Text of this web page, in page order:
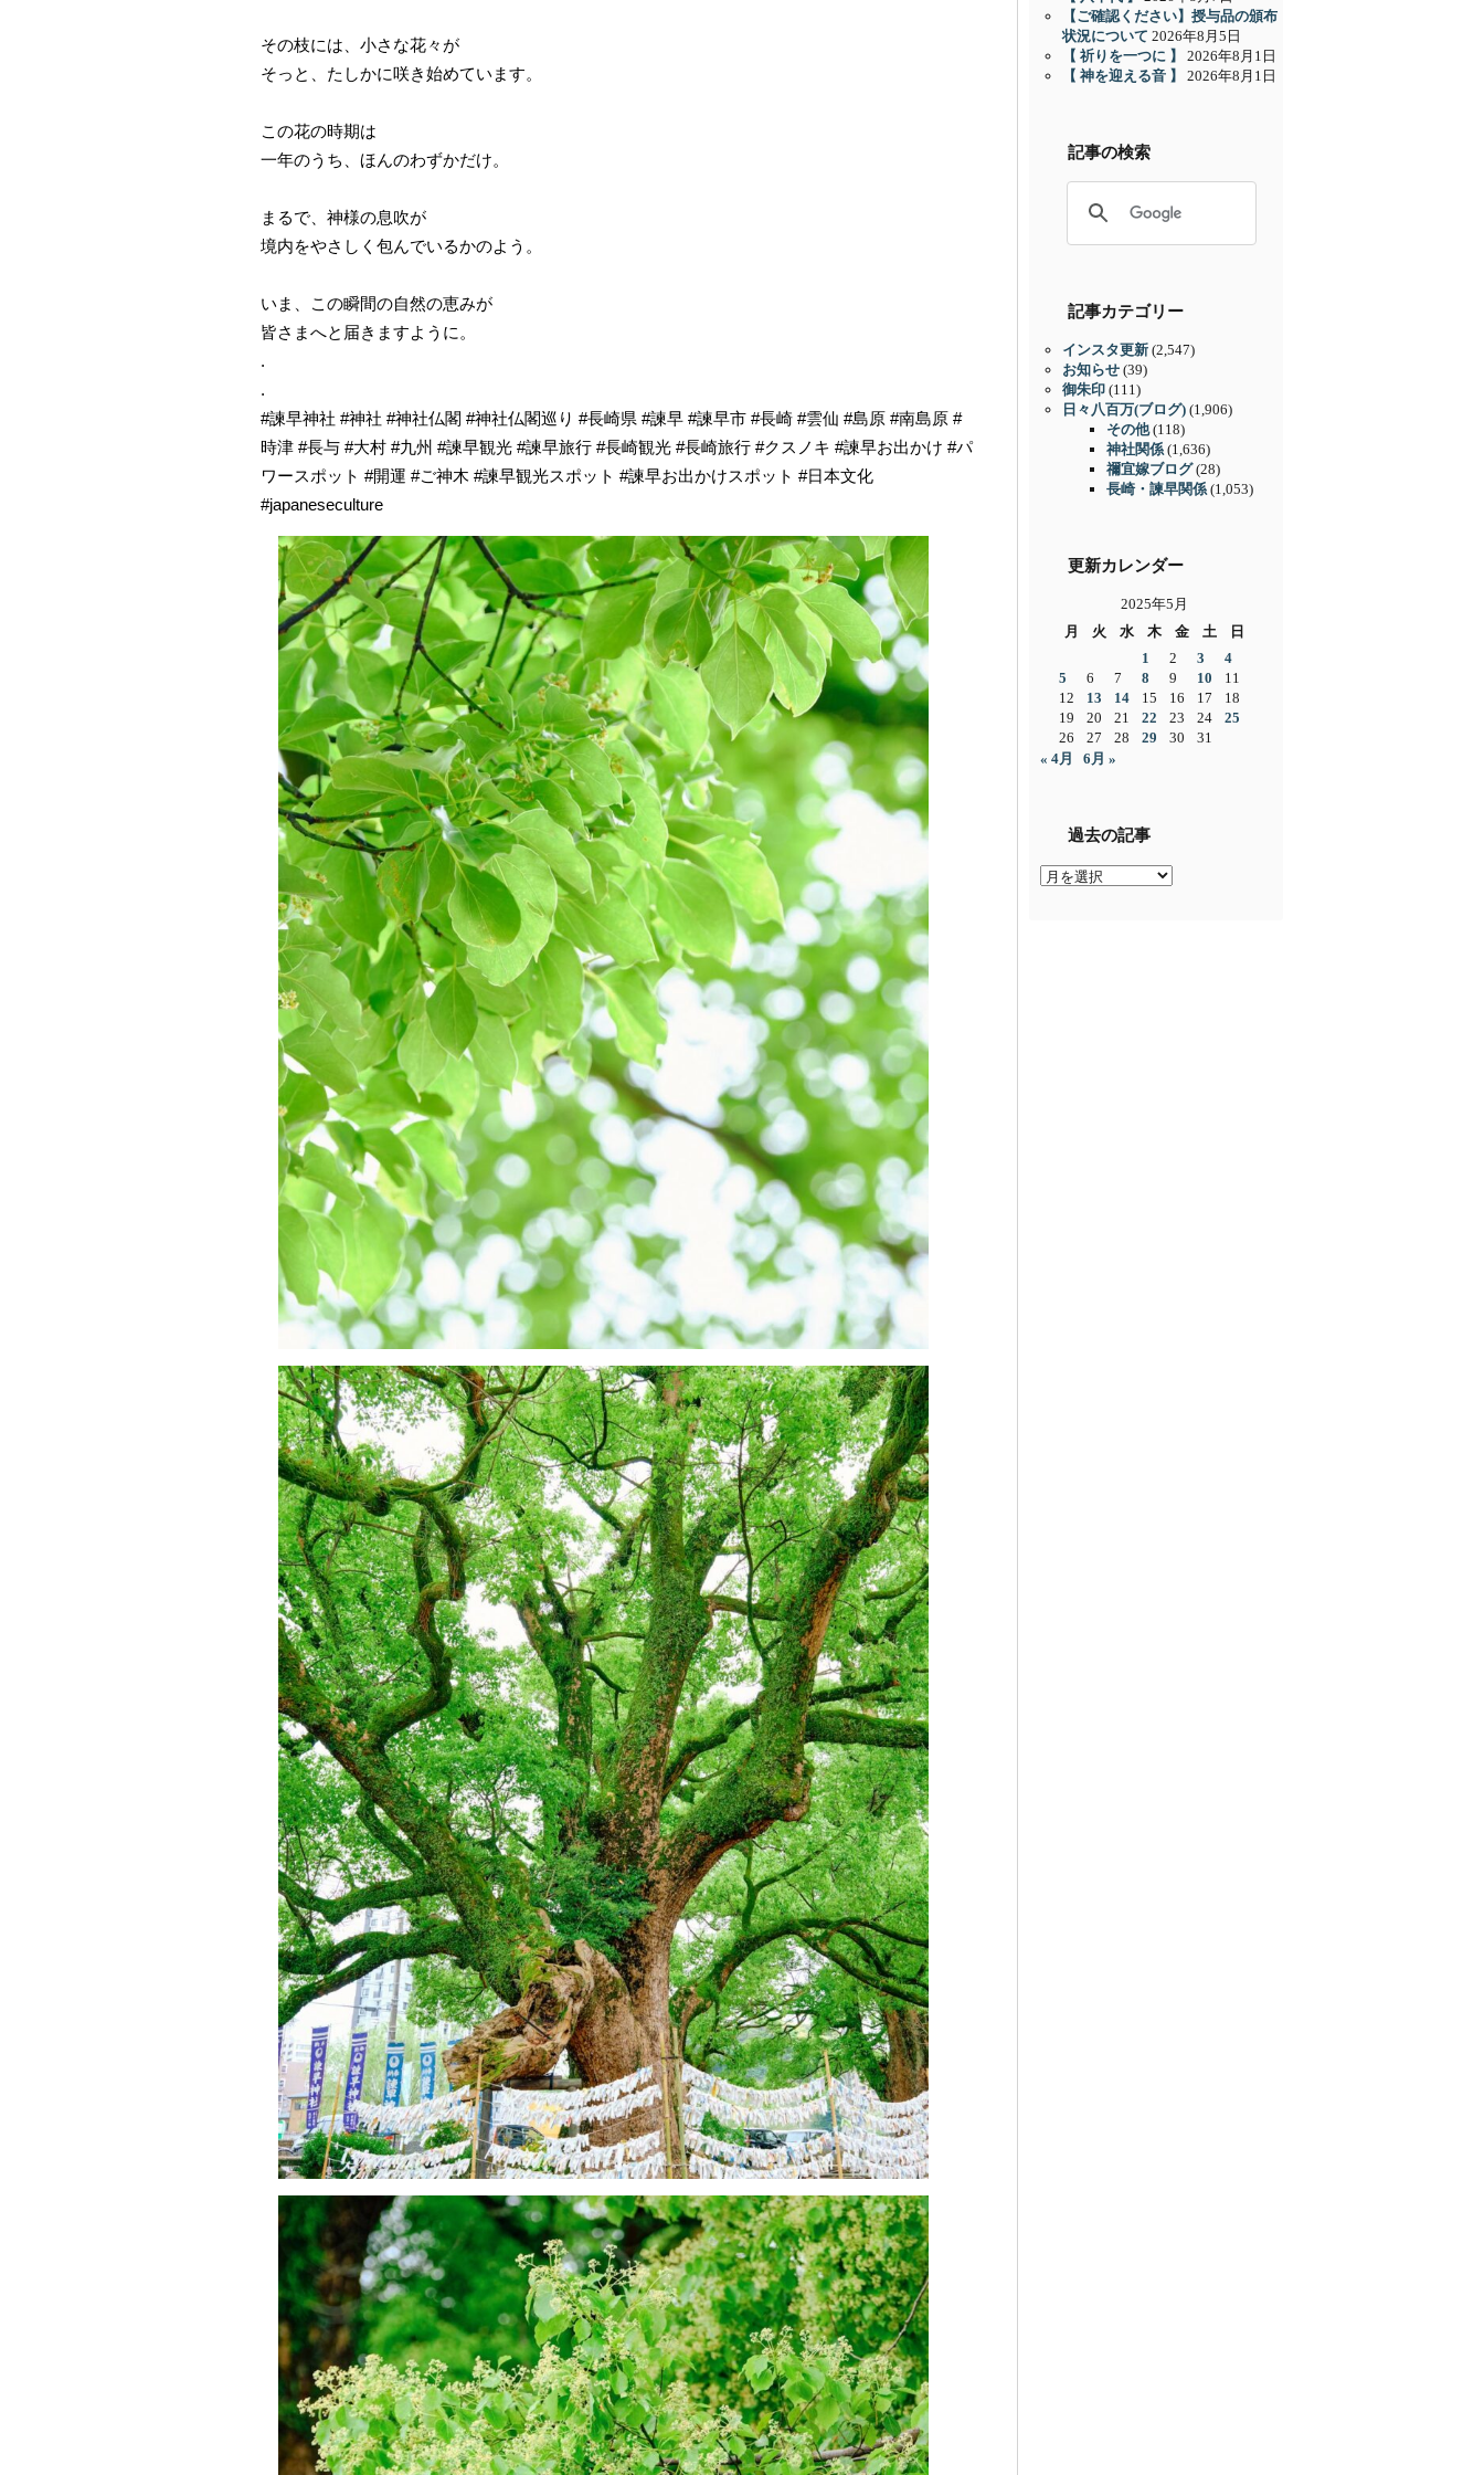
その枝には、小さな花々が
そっと、たしかに咲き始めています。
この花の時期は
一年のうち、ほんのわずかだけ。
まるで、神様の息吹が
境内をやさしく包んでいるかのよう。
いま、この瞬間の自然の恵みが
皆さまへと届きますように。
.
.
#諫早神社 #神社 #神社仏閣 #神社仏閣巡り #長崎県 #諫早 #諫早市 #長崎 #雲仙 #島原 #南島原 #
時津 #長与 #大村 #九州 #諫早観光 #諫早旅行 #長崎観光 #長崎旅行 #クスノキ #諫早お出かけ #パ
ワースポット #開運 #ご神木 #諫早観光スポット #諫早お出かけスポット #日本文化
#japaneseculture
【ご確認ください】授与品の頒布
状況について 2026年8月5日
【 祈りを一つに 】
2026年8月1日
【 神を迎える音 】
2026年8月1日
記事の検索
記事カテゴリー
インスタ更新 (2,547)
お知らせ (39)
御朱印 (111)
日々八百万(ブログ) (1,906)
その他(118)
神社関係 (1,636)
禰宜嫁ブログ(28)
長崎・諫早関係 (1,053)
更新カレンダー
2025年5月
月
火 水 木 金 土
日
1
2 3
4
5
6 7 8 9 10
11
12
13 14 15 16 17
18
19
20 21 22 23 24
25
26
27 28 29 30
31
« 4月
6月 »
過去の記事
過